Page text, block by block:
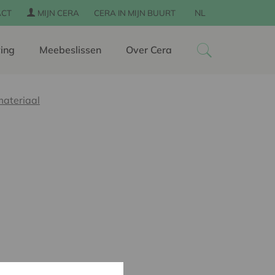
MIJN CERA CERA IN MIJN BUURT NL
Meebeslissen Over Cera